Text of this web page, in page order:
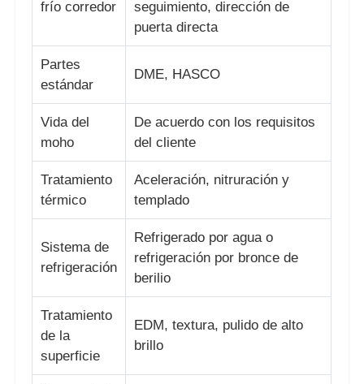
desenroscar molde
Molde para electrodomésticos
Molde de engranaje
Moldeo a presión de Overmolding
componentes plásticos del molde
frío corredor
seguimiento, dirección de
puerta directa
Partes
estándar
DME, HASCO
Vida del
moho
De acuerdo con los requisitos
del cliente
Tratamiento
térmico
Aceleración, nitruración y
templado
Sistema de
refrigeración
Refrigerado por agua o
refrigeración por bronce de
berilio
Tratamiento
de la
superficie
EDM, textura, pulido de alto
brillo